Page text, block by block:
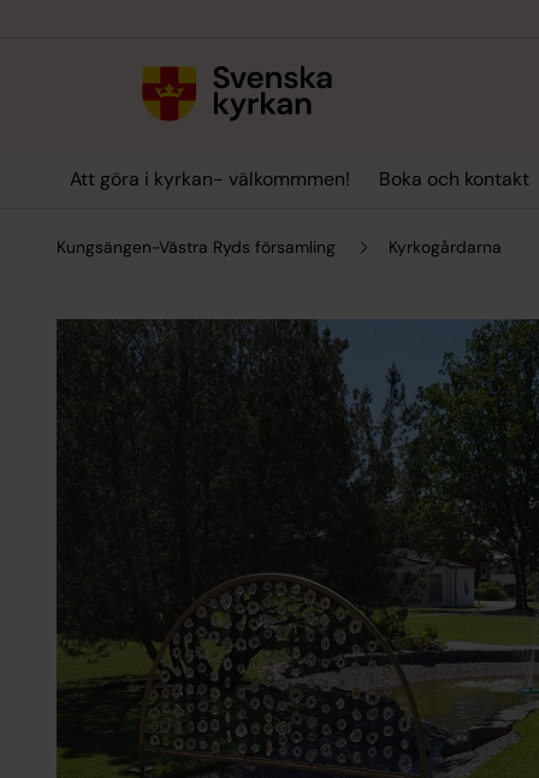
Att göra i kyrkan- välkommmen! Boka och kontakt
Kungsängen-Västra Ryds församling Kyrkogårdarna